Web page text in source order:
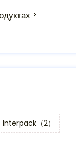
Interpack（2）